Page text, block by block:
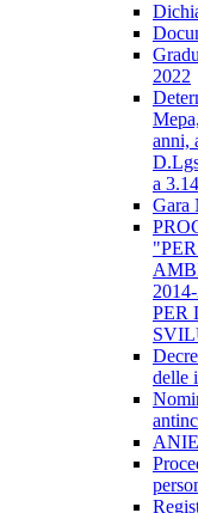
2022
anni,
a
Gara
PER
delle